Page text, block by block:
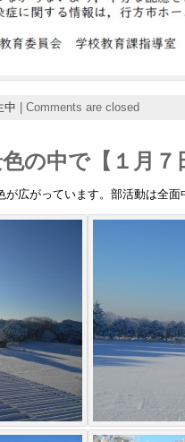
中 Comments are closed
の中で【１月７
広がっています。部活動は全